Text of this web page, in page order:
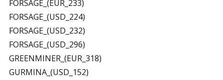
FORSAGE_(EUR_233)
FORSAGE_(USD_224)
FORSAGE_(USD_232)
FORSAGE_(USD_296)
GREENMINER_(EUR_318)
GURMINA_(USD_152)